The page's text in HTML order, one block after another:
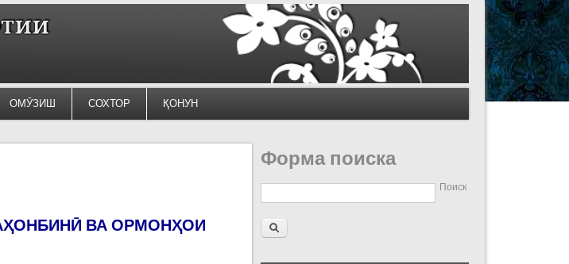
ОМӮЗИШ СОХТОР ҚОНУН
ВА ОРМОНҲОИ
Форма поиска
Поиск